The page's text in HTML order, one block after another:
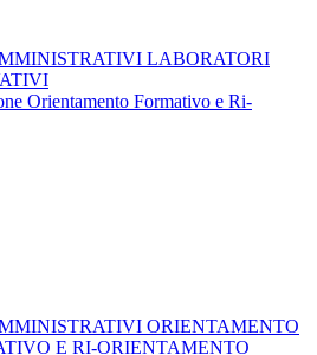
LABORATORI
Orientamento Formativo e Ri-
ORIENTAMENTO
E RI-ORIENTAMENTO